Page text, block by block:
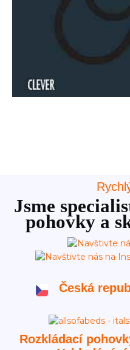
Jsme
pohovky a
Česká
Rozkládací